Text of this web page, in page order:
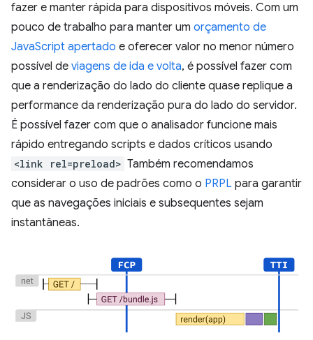
fazer e manter rápida para dispositivos móveis. Com um
pouco de trabalho para manter um orçamento de
JavaScript apertado e oferecer valor no menor número
possível de viagens de ida e volta, é possível fazer com
que a renderização do lado do cliente quase replique a
performance da renderização pura do lado do servidor.
É possível fazer com que o analisador funcione mais
rápido entregando scripts e dados críticos usando
<link rel=preload> Também recomendamos
considerar o uso de padrões como o PRPL para garantir
que as navegações iniciais e subsequentes sejam
instantâneas.